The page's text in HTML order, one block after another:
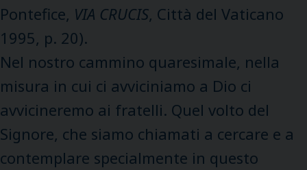
Pontefice, VIA CRUCIS, Città del Vaticano
1995, p. 20).
Nel nostro cammino quaresimale, nella
misura in cui ci avviciniamo a Dio ci
avvicineremo ai fratelli. Quel volto del
Signore, che siamo chiamati a cercare e a
contemplare specialmente in questo